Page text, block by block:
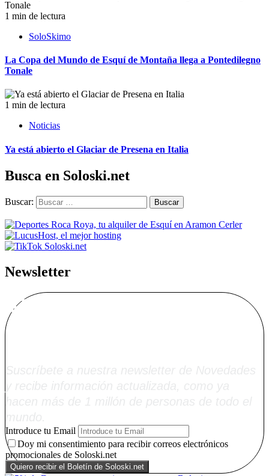
1 min de lectura
SoloSkimo
La Copa del Mundo de Esquí de Montaña llega a Pontedilegno
Tonale
1 min de lectura
Noticias
Ya está abierto el Glaciar de Presena en Italia
Busca en Soloski.net
Buscar:
Newsletter
Alta Boletín
Introduce tu Email
Doy mi consentimiento para recibir correos electrónicos
promocionales de Soloski.net